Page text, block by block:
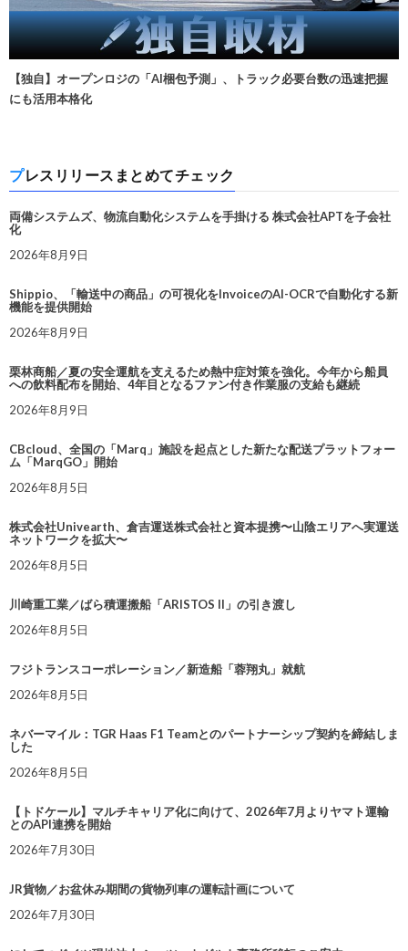
【独自】オープンロジの「AI梱包予測」、トラック必要台数の迅速把握
にも活用本格化
プレスリリースまとめてチェック
両備システムズ、物流自動化システムを手掛ける 株式会社APTを子会社
化
2026年8月9日
Shippio、「輸送中の商品」の可視化をInvoiceのAI-OCRで自動化する新
機能を提供開始
2026年8月9日
栗林商船／夏の安全運航を支えるため熱中症対策を強化。今年から船員
への飲料配布を開始、4年目となるファン付き作業服の支給も継続
2026年8月9日
CBcloud、全国の「Marq」施設を起点とした新たな配送プラットフォー
ム「MarqGO」開始
2026年8月5日
株式会社Univearth、倉吉運送株式会社と資本提携〜山陰エリアへ実運送
ネットワークを拡大〜
2026年8月5日
川崎重工業／ばら積運搬船「ARISTOS II」の引き渡し
2026年8月5日
フジトランスコーポレーション／新造船「蓉翔丸」就航
2026年8月5日
ネバーマイル：TGR Haas F1 Teamとのパートナーシップ契約を締結しま
した
2026年8月5日
【トドケール】マルチキャリア化に向けて、2026年7月よりヤマト運輸
とのAPI連携を開始
2026年7月30日
JR貨物／お盆休み期間の貨物列車の運転計画について
2026年7月30日